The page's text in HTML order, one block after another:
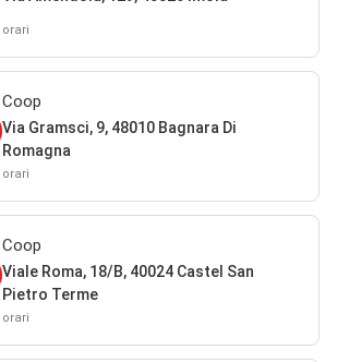
orari
Coop
Via Gramsci, 9, 48010 Bagnara Di
Romagna
orari
Coop
Viale Roma, 18/B, 40024 Castel San
Pietro Terme
orari